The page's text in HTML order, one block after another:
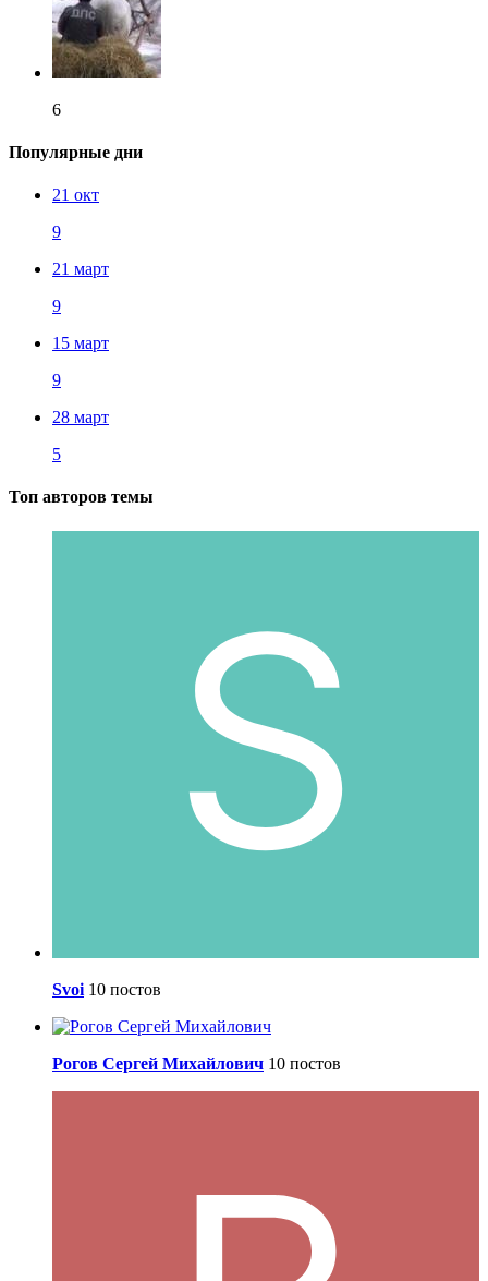
6
Популярные дни
21 окт
9
21 март
9
15 март
9
28 март
5
Топ авторов темы
Svoi 10 постов
Рогов Сергей Михайлович 10 постов